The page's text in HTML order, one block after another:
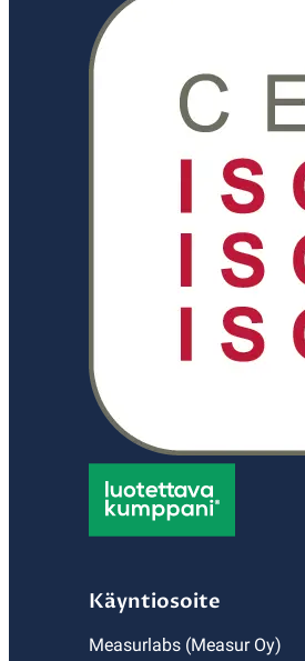
Käyntiosoite
Measurlabs (Measur Oy)